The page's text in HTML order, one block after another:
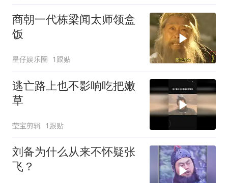
商朝一代栋梁闻太师领盒
饭
星仔娱乐圈 1跟贴
逃亡路上也不影响吃把嫩
草
莹宝剪辑 1跟贴
刘备为什么从来不怀疑张
飞？